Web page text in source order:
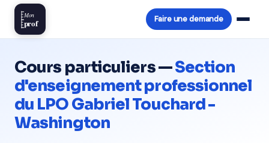
Mon
prof Faire une demande
Cours particuliers —Section
d'enseignement professionnel
du LPO Gabriel Touchard -
Washington